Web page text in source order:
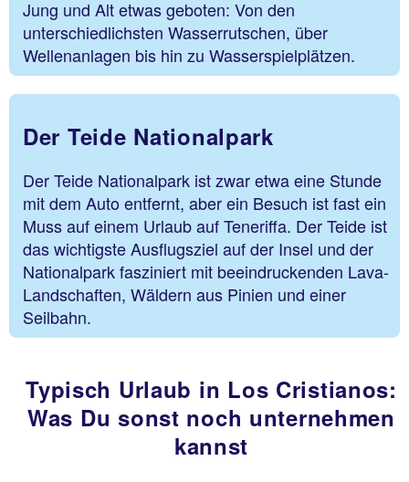
Jung und Alt etwas geboten: Von den
unterschiedlichsten Wasserrutschen, über
Wellenanlagen bis hin zu Wasserspielplätzen.
Der Teide Nationalpark
Der Teide Nationalpark ist zwar etwa eine Stunde
mit dem Auto entfernt, aber ein Besuch ist fast ein
Muss auf einem Urlaub auf Teneriffa. Der Teide ist
das wichtigste Ausflugsziel auf der Insel und der
Nationalpark fasziniert mit beeindruckenden Lava-
Landschaften, Wäldern aus Pinien und einer
Seilbahn.
Typisch Urlaub in Los Cristianos:
Was Du sonst noch unternehmen
kannst